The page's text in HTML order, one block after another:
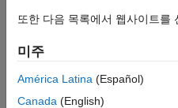
ARM Cortex 기반 VEX 마이크로컨트롤
BeagleBone Blue 하드웨어
만들고 실행할 수 있습니다.
Simulink 블록 라이브러리가
카테고리
또한 다음 목록에서 웹사이트를
미주
América Latina (Español)
Canada (English)